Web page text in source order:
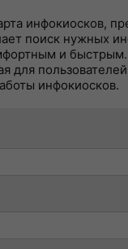
инфокиосков,
поиск нужных
и
для
инфокиосков.